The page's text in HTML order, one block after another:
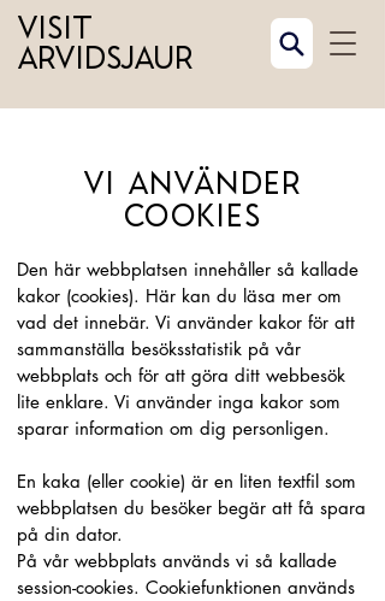
Visit
Arvidsjaur
Vi använder
cookies
Den här webbplatsen innehåller så kallade
kakor (cookies). Här kan du läsa mer om
vad det innebär. Vi använder kakor för att
sammanställa besöksstatistik på vår
webbplats och för att göra ditt webbesök
lite enklare. Vi använder inga kakor som
sparar information om dig personligen.
En kaka (eller cookie) är en liten textfil som
webbplatsen du besöker begär att få spara
på din dator.
På vår webbplats används vi så kallade
session-cookies. Cookiefunktionen används